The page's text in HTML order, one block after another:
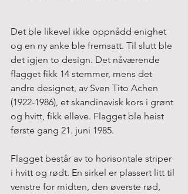
Det ble likevel ikke oppnådd enighet
og en ny anke ble fremsatt. Til slutt ble
det igjen to design. Det nåværende
flagget fikk 14 stemmer, mens det
andre designet, av Sven Tito Achen
(1922-1986), et skandinavisk kors i grønt
og hvitt, fikk elleve. Flagget ble heist
første gang 21. juni 1985.
Flagget består av to horisontale striper
i hvitt og rødt. En sirkel er plassert litt til
venstre for midten, den øverste rød,